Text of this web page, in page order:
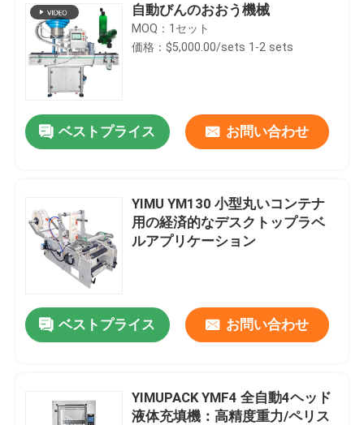
自動びんのおおう機械
MOQ：1セット
価格：$5,000.00/sets 1-2 sets
ベストプライス お問い合わせ
YIMU YM130 小型丸いコンテナ
用の経済的なデスクトップラベ
ルアプリケーション
ベストプライス お問い合わせ
YIMUPACK YMF4 全自動4ヘッド
液体充填機：高精度重力/ペリス